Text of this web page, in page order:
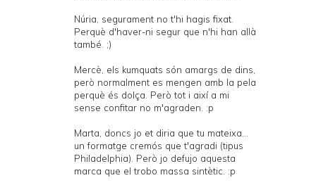
Núria, segurament no t'hi hagis fixat.
Perquè d'haver-ni segur que n'hi han allà
també. ;)
Mercè, els kumquats són amargs de dins,
però normalment es mengen amb la pela
perquè és dolça. Però tot i així a mi
sense confitar no m'agraden. :p
Marta, doncs jo et diria que tu mateixa...
un formatge cremós que t'agradi (tipus
Philadelphia). Però jo defujo aquesta
marca que el trobo massa sintètic. :p